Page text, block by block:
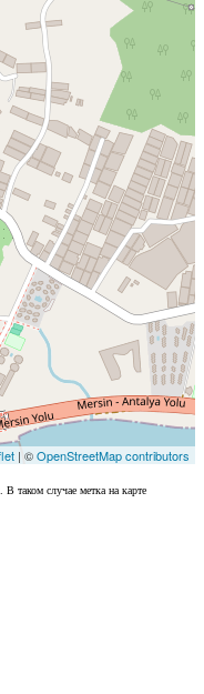
| ©OpenStreetMap contributors
таком случае метка на карте